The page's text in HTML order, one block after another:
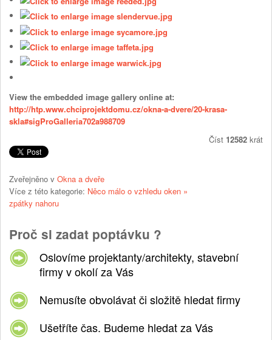
View the embedded image gallery online at:
http://htp.www.chciprojektdomu.cz/okna-a-dvere/20-krasa-
skla#sigProGalleria702a988709
Číst 12582 krát
Zveřejněno v Okna a dveře
Více z této kategorie: Něco málo o vzhledu oken »
zpátky nahoru
Proč si zadat poptávku ?
Oslovíme projektanty/architekty, stavební
firmy v okolí za Vás
Nemusíte obvolávat či složitě hledat firmy
Ušetříte čas. Budeme hledat za Vás